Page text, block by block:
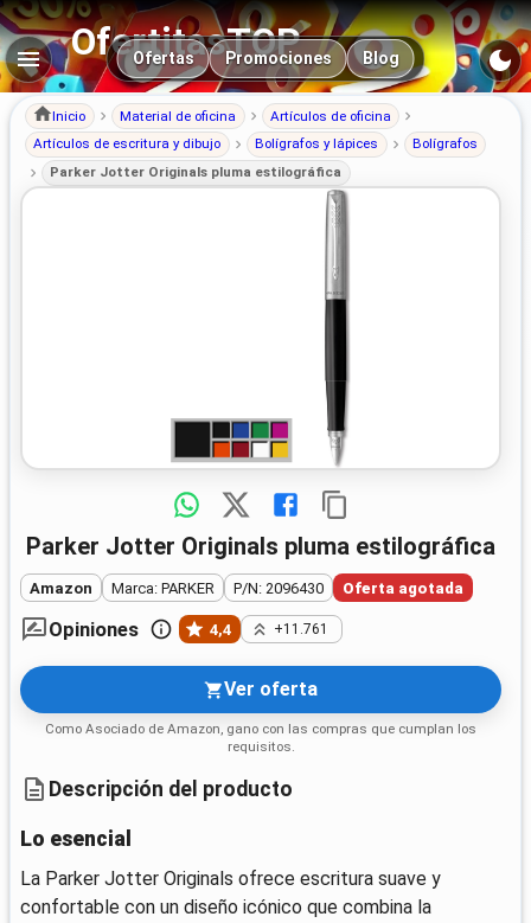
OfertitasTOP
Navegación principal
Ofertas Promociones Blog
Inicio Material de oficina
Artículos de oficina
Artículos de escritura y dibujo
Bolígrafos y lápices
Bolígrafos
Parker Jotter Originals pluma estilográfica
Parker Jotter Originals pluma estilográfica
Amazon Marca: PARKER P/N: 2096430 Oferta agotada
Opiniones 4,4 +11.761
Ver oferta
Como Asociado de Amazon, gano con las compras que cumplan los
requisitos.
Descripción del producto
Lo esencial
La Parker Jotter Originals ofrece escritura suave y
confortable con un diseño icónico que combina la